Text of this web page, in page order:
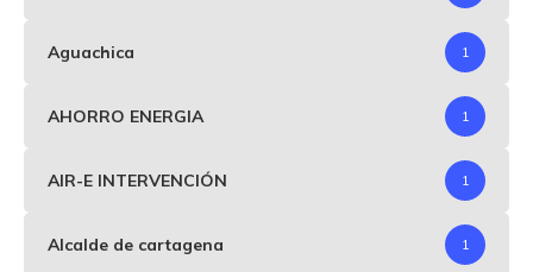
Aguachica 1
AHORRO ENERGIA 1
AIR-E INTERVENCIÓN 1
Alcalde de cartagena 1